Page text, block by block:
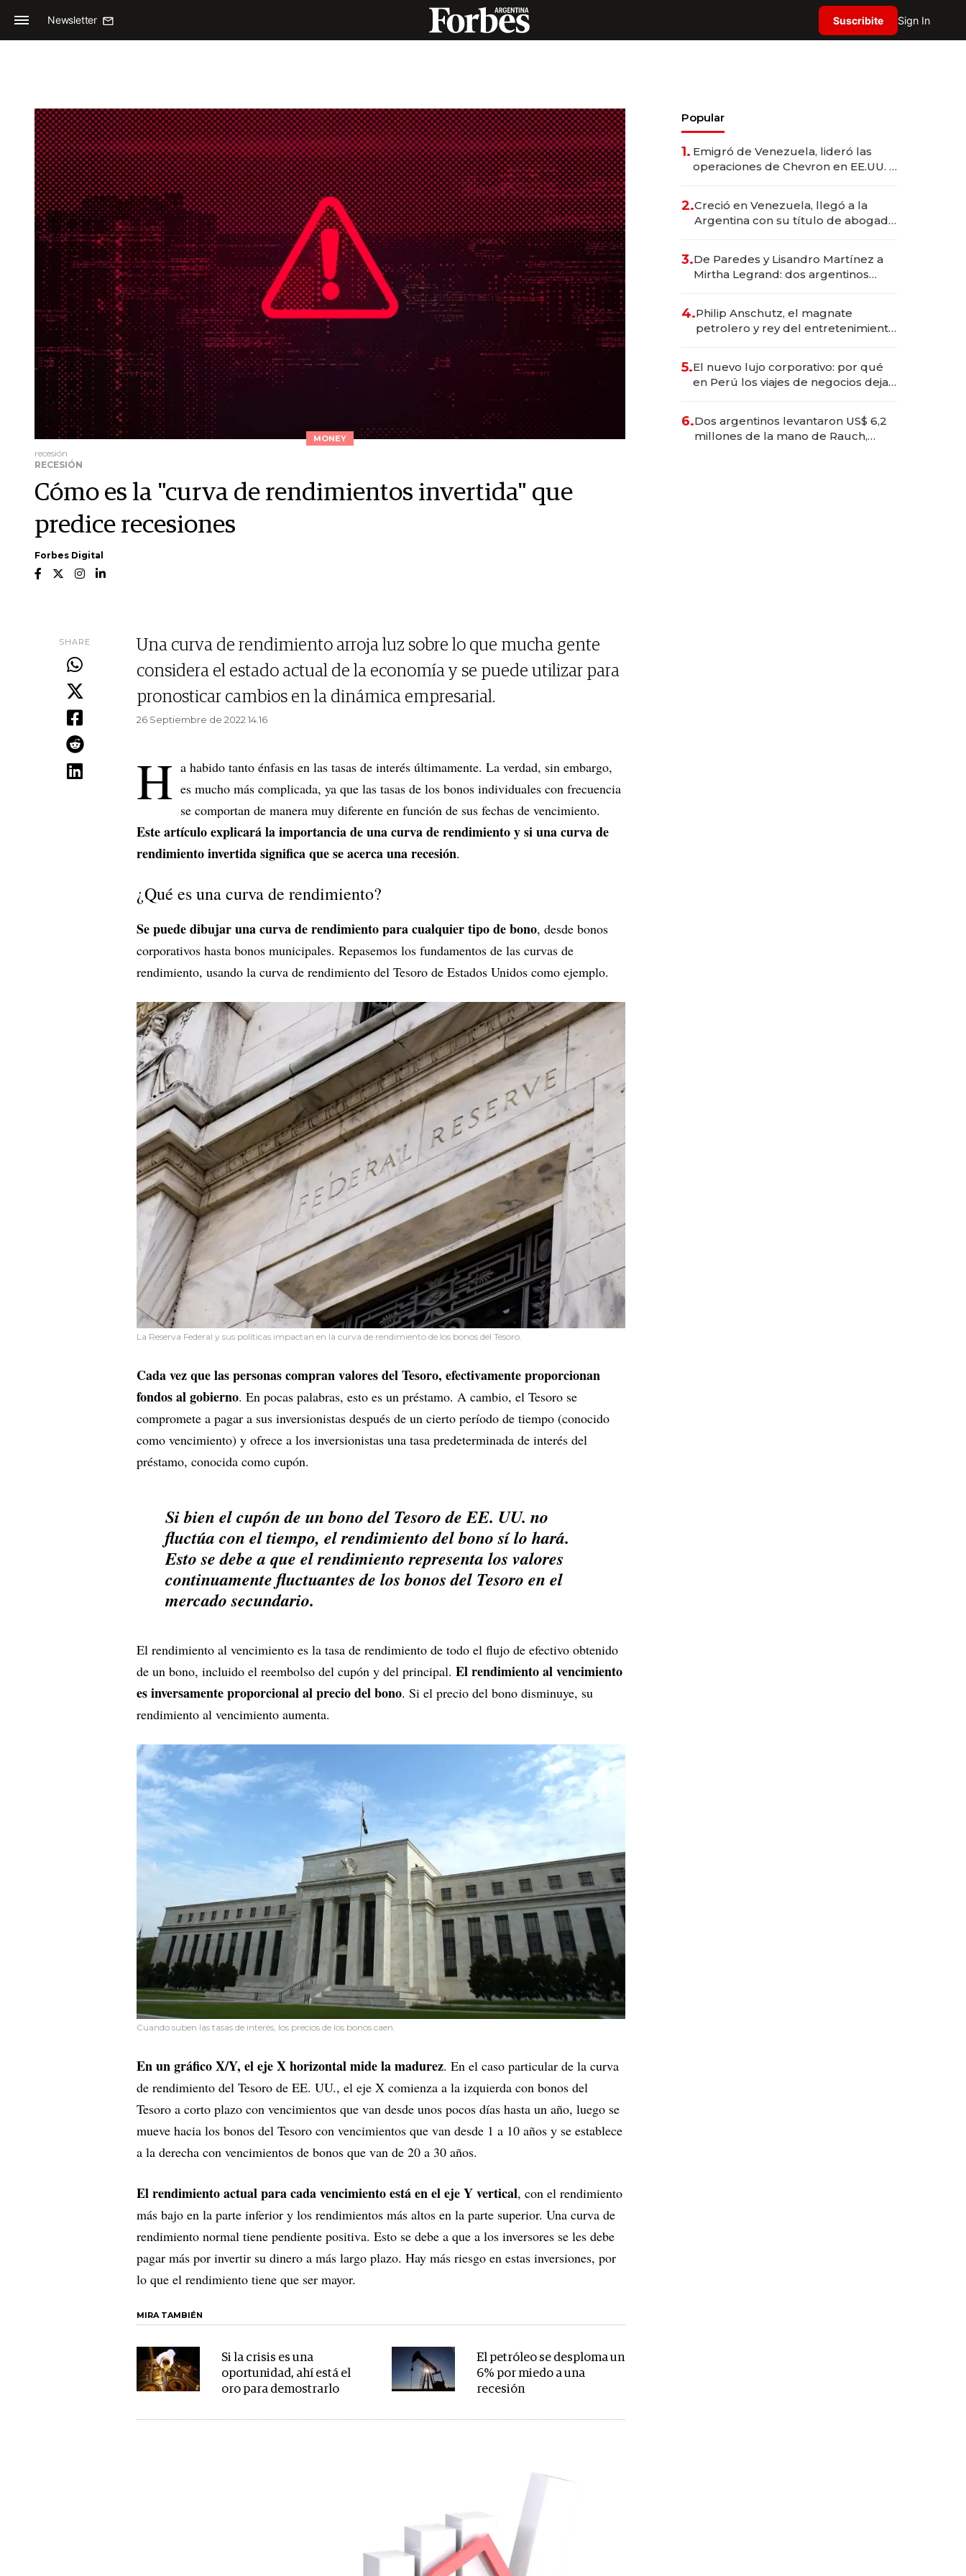
Newsletter Suscribite Sign In
MONEY
recesión
RECESIÓN
Cómo es la "curva de rendimientos invertida" que
predice recesiones
Forbes Digital
SHARE
Una curva de rendimiento arroja luz sobre lo que mucha gente
considera el estado actual de la economía y se puede utilizar para
pronosticar cambios en la dinámica empresarial.
26 Septiembre de 2022 14.16
H a habido tanto énfasis en las tasas de interés últimamente. La verdad, sin embargo,
es mucho más complicada, ya que las tasas de los bonos individuales con frecuencia
se comportan de manera muy diferente en función de sus fechas de vencimiento.
Este artículo explicará la importancia de una curva de rendimiento y si una curva de
rendimiento invertida significa que se acerca una recesión.
¿Qué es una curva de rendimiento?
Se puede dibujar una curva de rendimiento para cualquier tipo de bono, desde bonos
corporativos hasta bonos municipales. Repasemos los fundamentos de las curvas de
rendimiento, usando la curva de rendimiento del Tesoro de Estados Unidos como ejemplo.
La Reserva Federal y sus políticas impactan en la curva de rendimiento de los bonos del Tesoro.
Cada vez que las personas compran valores del Tesoro, efectivamente proporcionan
fondos al gobierno. En pocas palabras, esto es un préstamo. A cambio, el Tesoro se
compromete a pagar a sus inversionistas después de un cierto período de tiempo (conocido
como vencimiento) y ofrece a los inversionistas una tasa predeterminada de interés del
préstamo, conocida como cupón.
Si bien el cupón de un bono del Tesoro de EE. UU. no
fluctúa con el tiempo, el rendimiento del bono sí lo hará.
Esto se debe a que el rendimiento representa los valores
continuamente fluctuantes de los bonos del Tesoro en el
mercado secundario.
El rendimiento al vencimiento es la tasa de rendimiento de todo el flujo de efectivo obtenido
de un bono, incluido el reembolso del cupón y del principal. El rendimiento al vencimiento
es inversamente proporcional al precio del bono. Si el precio del bono disminuye, su
rendimiento al vencimiento aumenta.
Cuando suben las tasas de interés, los precios de los bonos caen.
En un gráfico X/Y, el eje X horizontal mide la madurez. En el caso particular de la curva
de rendimiento del Tesoro de EE. UU., el eje X comienza a la izquierda con bonos del
Tesoro a corto plazo con vencimientos que van desde unos pocos días hasta un año, luego se
mueve hacia los bonos del Tesoro con vencimientos que van desde 1 a 10 años y se establece
a la derecha con vencimientos de bonos que van de 20 a 30 años.
El rendimiento actual para cada vencimiento está en el eje Y vertical, con el rendimiento
más bajo en la parte inferior y los rendimientos más altos en la parte superior. Una curva de
rendimiento normal tiene pendiente positiva. Esto se debe a que a los inversores se les debe
pagar más por invertir su dinero a más largo plazo. Hay más riesgo en estas inversiones, por
lo que el rendimiento tiene que ser mayor.
MIRA TAMBIÉN
Si la crisis es una
oportunidad, ahí está el
oro para demostrarlo
El petróleo se desploma un
6% por miedo a una
recesión
Popular
1. Emigró de Venezuela, lideró las
operaciones de Chevron en EE.UU. y
2.Creció en Venezuela, llegó a la
Argentina con su título de abogado
marcas "fast premium"
3.De Paredes y Lisandro Martínez a
Mirtha Legrand: dos argentinos
4.Philip Anschutz, el magnate
petrolero y rey del entretenimiento
5.El nuevo lujo corporativo: por qué
en Perú los viajes de negocios dejan
en experiencias transformadoras
6.Dos argentinos levantaron US$ 6,2
millones de la mano de Rauch,